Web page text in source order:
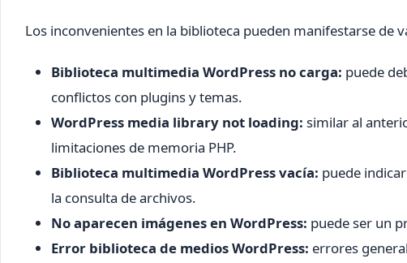
Los inconvenientes en la biblioteca pueden manifestarse de
Biblioteca multimedia WordPress no carga: puede
conflictos con plugins y temas.
WordPress media library not loading: similar al
limitaciones de memoria PHP.
Biblioteca multimedia WordPress vacía: puede
la consulta de archivos.
No aparecen imágenes en WordPress: puede ser un
Error biblioteca de medios WordPress: errores